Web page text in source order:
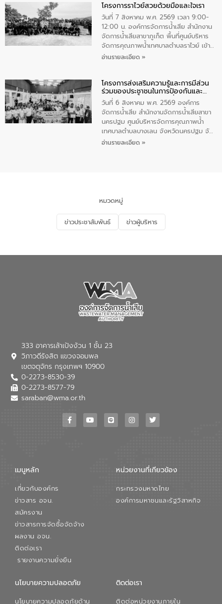
ทองคำและประกาศเกียรติคุณให้แก่ กำนัน
ผู้ใหญ่บ้านยอดเยี่ยม พร้อมกล่าวชื่นชม ให้
โอวาท และมอบนโยบาย
โครงการราไวย์สวยด้วยมือและใจเรา
วันที่ 7 สิงหาคม พ.ศ. 2569 เวลา 9:00-
12:00 น. องค์การจัดการน้ำเสีย สำนักงาน
จัดการน้ำเสียสาขาภูเก็ต พื้นที่ศูนย์บริหาร
จัดการคุณภาพน้ำเทศบาลตำบลราไวย์ เข้า
ร่วมโครงการราไวย์สวยด้วยมือและใจเรา
ประชาชน ตัวแทนจากโรงแรมต่างๆ ในเขต
เทศบาลตำบลราไวย์ ศูนย์บริหารจัดการ
คุณภาพน้ำเทศบาลตำบลราไวย์ นำโดยนาย
น้อย แก้วเศษ ผู้จัดการสำนักงานจัดการน้ำ
เสียสาขาภูเก็ต พร้อมด้วยเจ้าหน้าที่ จำนวน
5 คน ร่วมทำกิจกรรม ทำความสะอาด
ชายหาดและแหล่งท่องเที่ยว ณ บริเวณ
อ่านรายละเอียด »
โครงการส่งเสริมความรู้และการมีส่วน
ร่วมของประชาชนในการป้องกันและ
แก้ไขปัญหาน้ำเสียอย่างยั่งยืน
วันที่ 6 สิงหาคม พ.ศ. 2569 องค์การ
จัดการน้ำเสีย สำนักงานจัดการน้ำเสียสาขา
นครปฐม ศูนย์บริหารจัดการคุณภาพน้ำ
เทศบาลตำบลบางเลน จังหวัดนครปฐม จัด
กิจกรรมภายใต้โครงการส่งเสริมความรู้และ
จัดการน้ำเสียและสร้างจิตสำนึกในการ
อนุรักษ์สิ่งแวดล้อม ในหัวข้อ “น้ำเสียชุมชน
และการบำบัดน้ำเสียเบื้องต้น” โดยให้ความรู้
เกี่ยวกับสาเหตุและผลกระทบของน้ำเสีย
ณ เทศบาลตำบลบางเลน จังหวัดนครปฐม
อ่านรายละเอียด »
หมวดหมู่
ข่าวประชาสัมพันธ์ ข่าวผู้บริหาร
333 อาคารเล้าเป้งง้วน 1 ชั้น 23
วิภาวดีรังสิต แขวงจอมพล
เขตจตุจักร กรุงเทพฯ 10900
0-2273-8530-39
0-2273-8577-79
saraban@wma.or.th
เมนูหลัก
เกี่ยวกับองค์กร
ข่าวสาร อจน.
สมัครงาน
ข่าวสารการจัดซื้อจัดจ้าง
ผลงาน อจน.
ติดต่อเรา
รายงานความยั่งยืน
หน่วยงานที่เกียวข้อง
กระทรวงมหาดไทย
องค์การมหาชนและรัฐวิสาหกิจ
นโยบายความปลอดภัย
นโยบายความปลอดภัยด้าน
ติดต่อเรา
ติดต่อหน่วยงานภายใน